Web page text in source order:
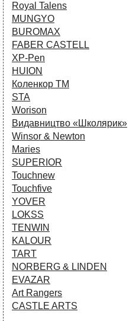
Royal Talens
MUNGYO
BUROMAX
FABER CASTELL
XP-Pen
HUION
Коленкор ТМ
STA
Worison
Видавництво «Школярик»
Winsor & Newton
Maries
SUPERIOR
Touchnew
Touchfive
YOVER
LOKSS
TENWIN
KALOUR
TART
NORBERG & LINDEN
EVAZAR
Art Rangers
CASTLE ARTS